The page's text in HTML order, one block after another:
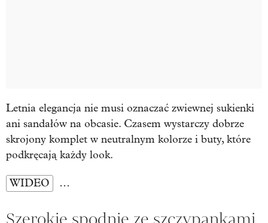
Letnia elegancja nie musi oznaczać zwiewnej sukienki
ani sandałów na obcasie. Czasem wystarczy dobrze
skrojony komplet w neutralnym kolorze i buty, które
podkręcają każdy look.
WIDEO …